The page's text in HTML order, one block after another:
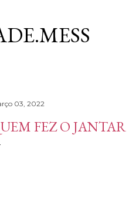
03, 2022
FEZ O JANTAR